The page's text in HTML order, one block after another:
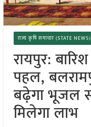
राज्य कृषि समाचार (STATE NEWS)
रायपुर:
पहल,
बढ़ेगा भूजल
मिलेगा लाभ